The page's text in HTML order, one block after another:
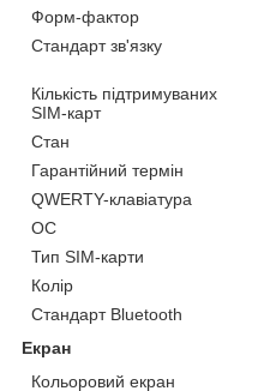
Форм-фактор
Стандарт зв'язку
Кількість підтримуваних
SIM-карт
Стан
Гарантійний термін
QWERTY-клавіатура
ОС
Тип SIM-карти
Колір
Стандарт Bluetooth
Екран
Кольоровий екран